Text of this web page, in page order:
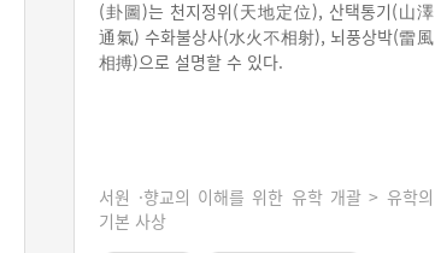
(卦圖)는 천지정위(天地定位), 산택통기(山澤
通氣) 수화불상사(水火不相射), 뇌풍상박(雷風
相搏)으로 설명할 수 있다.
서원 ·향교의 이해를 위한 유학 개괄 > 유학의
기본 사상